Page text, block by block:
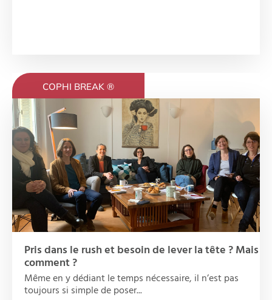
COPHI BREAK ®
Pris dans le rush et besoin de lever la tête ? Mais
comment ?
Même en y dédiant le temps nécessaire, il n’est pas
toujours si simple de poser...